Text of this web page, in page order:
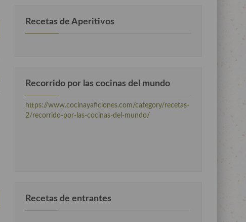
Recetas de Aperitivos
Recorrido por las cocinas del mundo
https://www.cocinayaficiones.com/category/recetas-
2/recorrido-por-las-cocinas-del-mundo/
Recetas de entrantes